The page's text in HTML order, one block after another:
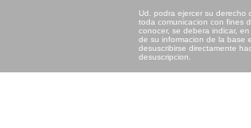
Ud. podra ejercer su
toda comunicacion con fines
conocer, se debera indicar,
de su informacion de la base
desuscribirse directamente
desuscripcion.